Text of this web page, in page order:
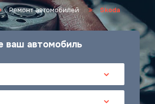
Ремонт автомобилей Skoda
ваш автомобиль